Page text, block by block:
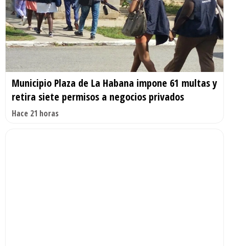
Municipio Plaza de La Habana impone 61 multas y
retira siete permisos a negocios privados
Hace 21 horas